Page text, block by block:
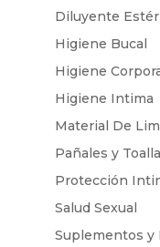
Diluyente
Higiene Bucal
Higiene
Higiene Intima
Material De
Pañales y
Protección
Salud Sexual
Suplementos y